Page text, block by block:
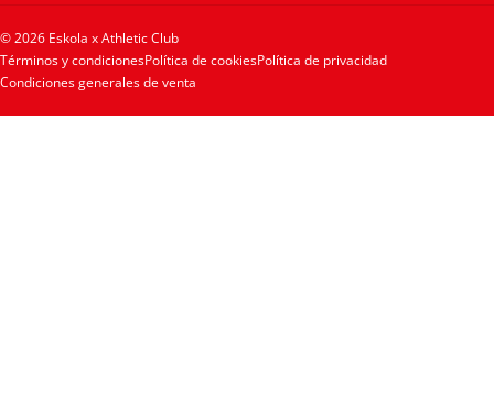
© 2026 Eskola x Athletic Club
Términos y condicionesPolítica de cookiesPolítica de privacidad
Condiciones generales de venta